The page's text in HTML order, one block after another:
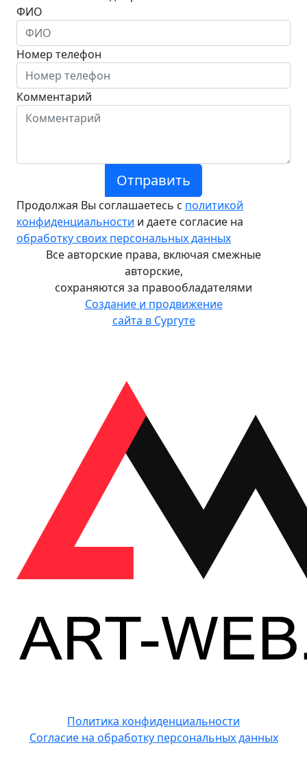
ФИО
Номер телефон
Комментарий
Отправить
Продолжая Вы соглашаетесь с политикой
конфиденциальности и даете согласие на
обработку своих персональных данных
Все авторские права, включая смежные
авторские,
сохраняются за правообладателями
Создание и продвижение
сайта в Сургуте
Политика конфиденциальности
Согласие на обработку персональных данных